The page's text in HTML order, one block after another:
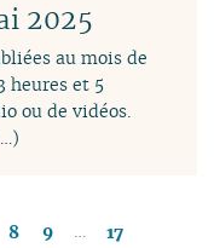
2025
au mois de
heures et 5
ou de vidéos.
8 9 … 17